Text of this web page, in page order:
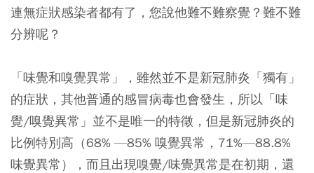
連無症狀感染者都有了，您說他難不難察覺？難不難
分辨呢？
「味覺和嗅覺異常」，雖然並不是新冠肺炎「獨有」
的症狀，其他普通的感冒病毒也會發生，所以「味
覺/嗅覺異常」並不是唯一的特徵，但是新冠肺炎的
比例特別高（68% —85% 嗅覺異常，71%—88.8%
味覺異常），而且出現嗅覺/味覺異常是在初期，還